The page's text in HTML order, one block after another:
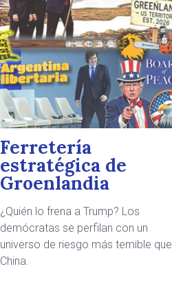
Ferretería
estratégica de
Groenlandia
¿Quién lo frena a Trump? Los
demócratas se perfilan con un
universo de riesgo más temible que
China.